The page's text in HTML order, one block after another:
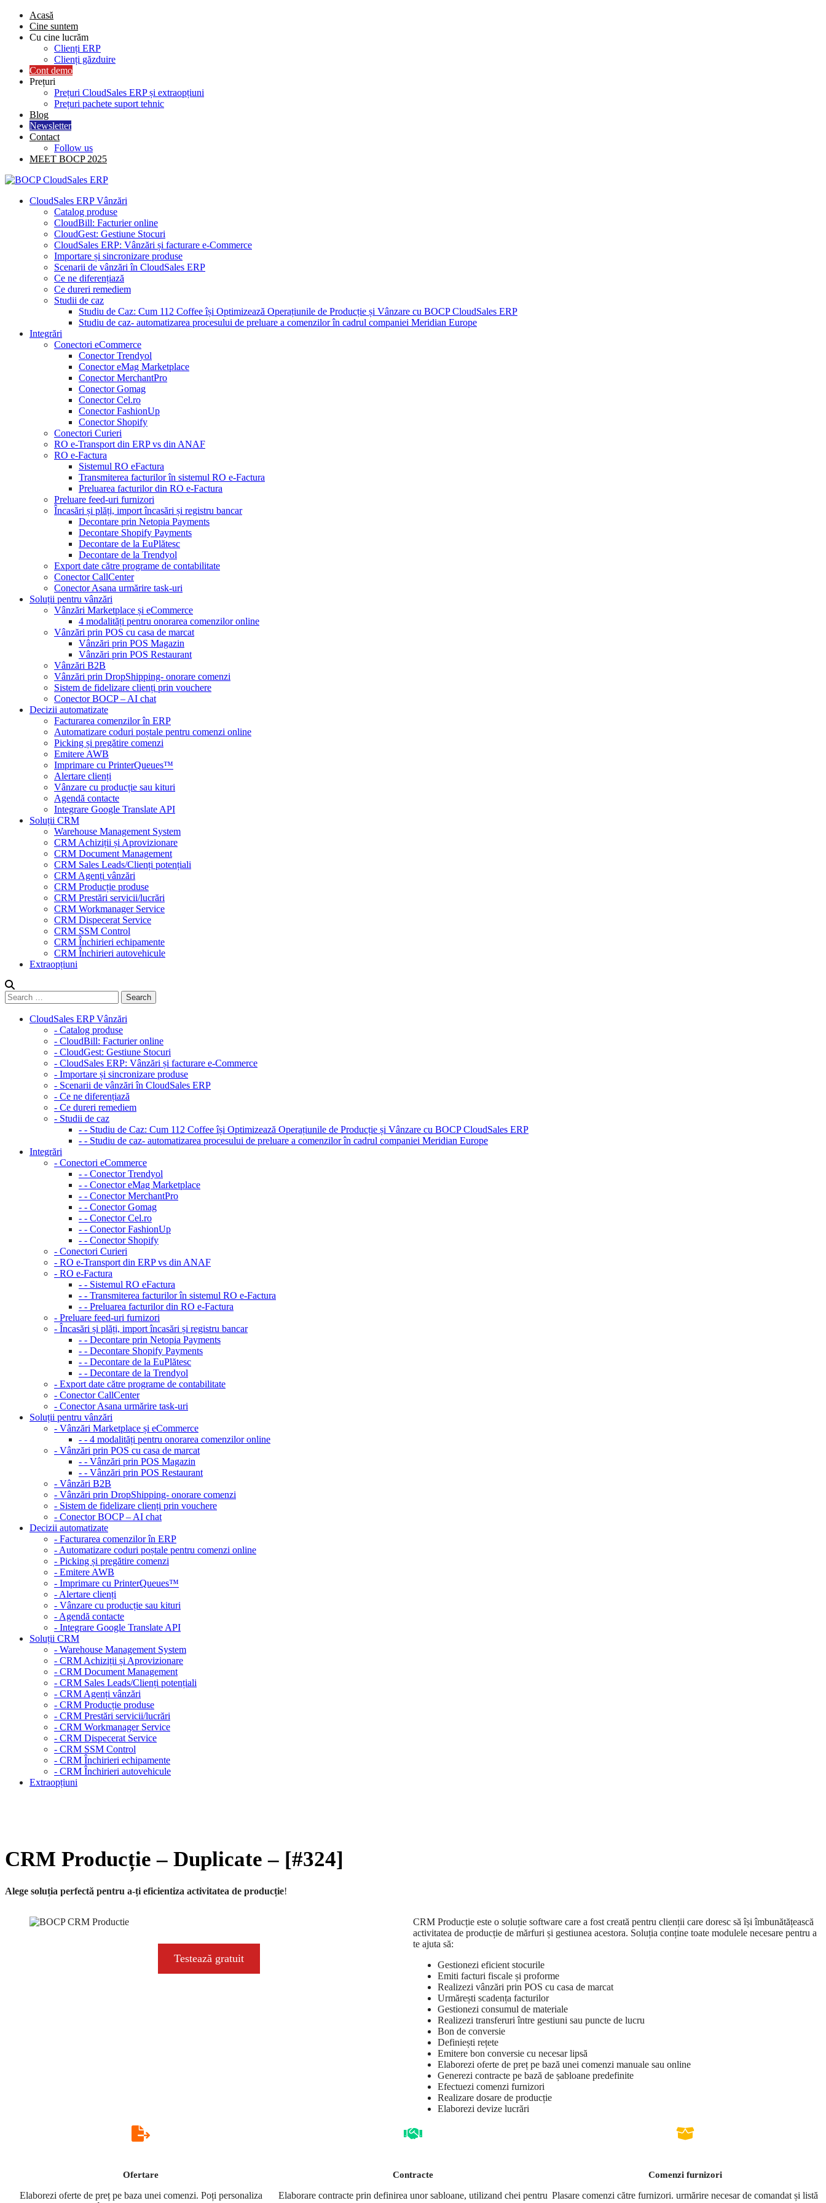
Skip
content
Acasă
Cine suntem
Cu cine lucrăm
Clienți ERP
Clienți găzduire
Cont demo
Prețuri
Prețuri CloudSales ERP și extraopțiuni
Prețuri pachete suport tehnic
Blog
Newsletter
Contact
Follow us
MEET BOCP 2025
CloudSales ERP Vânzări
Catalog produse
CloudBill: Facturier online
CloudGest: Gestiune Stocuri
CloudSales ERP: Vânzări și facturare e-Commerce
Importare și sincronizare produse
Scenarii de vânzări în CloudSales ERP
Ce ne diferențiază
Ce dureri remediem
Studii de caz
Studiu de Caz: Cum 112 Coffee își Optimizează Operațiunile de Producție și Vânzare cu BOCP CloudSales ERP
Studiu de caz- automatizarea procesului de preluare a comenzilor în cadrul companiei Meridian Europe
Integrări
Conectori eCommerce
Conector Trendyol
Conector eMag Marketplace
Conector MerchantPro
Conector Gomag
Conector Cel.ro
Conector FashionUp
Conector Shopify
Conectori Curieri
RO e-Transport din ERP vs din ANAF
RO e-Factura
Sistemul RO eFactura
Transmiterea facturilor în sistemul RO e-Factura
Preluarea facturilor din RO e-Factura
Preluare feed-uri furnizori
Încasări și plăți, import încasări și registru bancar
Decontare prin Netopia Payments
Decontare Shopify Payments
Decontare de la EuPlătesc
Decontare de la Trendyol
Export date către programe de contabilitate
Conector CallCenter
Conector Asana urmărire task-uri
Soluții pentru vânzări
Vânzări Marketplace și eCommerce
4 modalități pentru onorarea comenzilor online
Vânzări prin POS cu casa de marcat
Vânzări prin POS Magazin
Vânzări prin POS Restaurant
Vânzări B2B
Vânzări prin DropShipping- onorare comenzi
Sistem de fidelizare clienți prin vouchere
Conector BOCP – AI chat
Decizii automatizate
Facturarea comenzilor în ERP
Automatizare coduri poștale pentru comenzi online
Picking și pregătire comenzi
Emitere AWB
Imprimare cu PrinterQueues™
Alertare clienți
Vânzare cu producție sau kituri
Agendă contacte
Integrare Google Translate API
Soluții CRM
Warehouse Management System
CRM Achiziții și Aprovizionare
CRM Document Management
CRM Sales Leads/Clienți potențiali
CRM Agenți vânzări
CRM Producție produse
CRM Prestări servicii/lucrări
CRM Workmanager Service
CRM Dispecerat Service
CRM SSM Control
CRM Închirieri echipamente
CRM Închirieri autovehicule
Extraopțiuni
CloudSales ERP Vânzări
- Catalog produse
- CloudBill: Facturier online
- CloudGest: Gestiune Stocuri
- CloudSales ERP: Vânzări și facturare e-Commerce
- Importare și sincronizare produse
- Scenarii de vânzări în CloudSales ERP
- Ce ne diferențiază
- Ce dureri remediem
- Studii de caz
- - Studiu de Caz: Cum 112 Coffee își Optimizează Operațiunile de Producție și Vânzare cu BOCP CloudSales ERP
- - Studiu de caz- automatizarea procesului de preluare a comenzilor în cadrul companiei Meridian Europe
Integrări
- Conectori eCommerce
- - Conector Trendyol
- - Conector eMag Marketplace
- - Conector MerchantPro
- - Conector Gomag
- - Conector Cel.ro
- - Conector FashionUp
- - Conector Shopify
- Conectori Curieri
- RO e-Transport din ERP vs din ANAF
- RO e-Factura
- - Sistemul RO eFactura
- - Transmiterea facturilor în sistemul RO e-Factura
- - Preluarea facturilor din RO e-Factura
- Preluare feed-uri furnizori
- Încasări și plăți, import încasări și registru bancar
- - Decontare prin Netopia Payments
- - Decontare Shopify Payments
- - Decontare de la EuPlătesc
- - Decontare de la Trendyol
- Export date către programe de contabilitate
- Conector CallCenter
- Conector Asana urmărire task-uri
Soluții pentru vânzări
- Vânzări Marketplace și eCommerce
- - 4 modalități pentru onorarea comenzilor online
- Vânzări prin POS cu casa de marcat
- - Vânzări prin POS Magazin
- - Vânzări prin POS Restaurant
- Vânzări B2B
- Vânzări prin DropShipping- onorare comenzi
- Sistem de fidelizare clienți prin vouchere
- Conector BOCP – AI chat
Decizii automatizate
- Facturarea comenzilor în ERP
- Automatizare coduri poștale pentru comenzi online
- Picking și pregătire comenzi
- Emitere AWB
- Imprimare cu PrinterQueues™
- Alertare clienți
- Vânzare cu producție sau kituri
- Agendă contacte
- Integrare Google Translate API
Soluții CRM
- Warehouse Management System
- CRM Achiziții și Aprovizionare
- CRM Document Management
- CRM Sales Leads/Clienți potențiali
- CRM Agenți vânzări
- CRM Producție produse
- CRM Prestări servicii/lucrări
- CRM Workmanager Service
- CRM Dispecerat Service
- CRM SSM Control
- CRM Închirieri echipamente
- CRM Închirieri autovehicule
Extraopțiuni
CRM Producție – Duplicate – [#324]
Alege soluția perfectă pentru a-ți eficientiza activitatea de producție!
Testează gratuit
CRM Producție este o soluție software care a fost creată pentru clienții care doresc să își îmbunătățească
activitatea de producție de mărfuri și gestiunea acestora. Soluția conține toate modulele necesare pentru a
te ajuta să:
Gestionezi eficient stocurile
Emiti facturi fiscale și proforme
Realizezi vânzări prin POS cu casa de marcat
Urmărești scadența facturilor
Gestionezi consumul de materiale
Realizezi transferuri între gestiuni sau puncte de lucru
Bon de conversie
Definiești rețete
Emitere bon conversie cu necesar lipsă
Elaborezi oferte de preț pe bază unei comenzi manuale sau online
Generezi contracte pe bază de șabloane predefinite
Efectuezi comenzi furnizori
Realizare dosare de producție
Elaborezi devize lucrări
Ofertare
Elaborezi oferte de preț pe baza unei comenzi. Poți personaliza
Contracte
Elaborare contracte prin definirea unor sabloane, utilizand chei pentru
Comenzi furnizori
Plasare comenzi către furnizori. urmărire necesar de comandat și listă